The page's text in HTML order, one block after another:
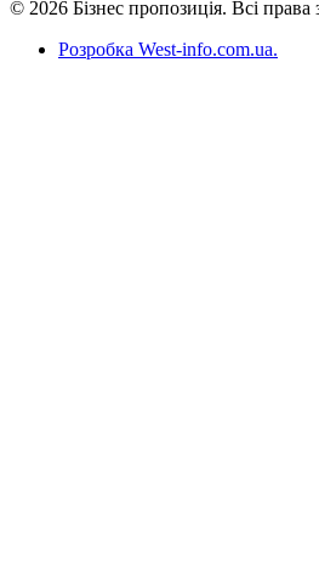
© 2026 Бізнес пропозиція. Всі
Розробка West-info.com.ua.